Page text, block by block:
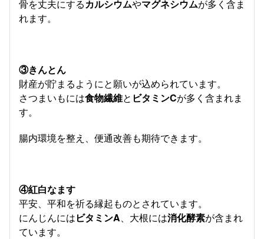
骨を丈夫にするカルシウムやマグネシウムが多く含ま
れます。
③きんとん
財産が貯まるようにと願いが込められています。
さつまいもには食物繊維と ビタミンCが多く含まれま
す。
腸内環境を整え、便通改善も期待できます。
④紅白なます
平安、平和を祈る縁起ものとされています。
にんじんにはビタミンA、大根には消化酵素が含まれ
ています。